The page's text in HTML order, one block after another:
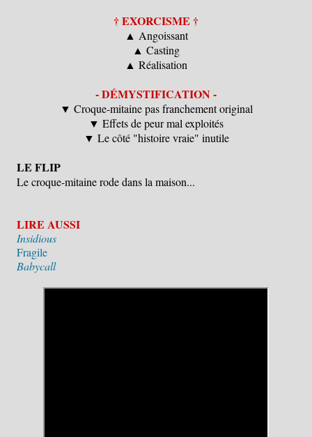
† EXORCISME †
▲ Angoissant
▲ Casting
▲ Réalisation
- DÉMYSTIFICATION -
▼ Croque-mitaine pas franchement original
▼ Effets de peur mal exploités
▼ Le côté "histoire vraie" inutile
LE FLIP
Le croque-mitaine rode dans la maison...
LIRE AUSSI
Insidious
Fragile
Babycall